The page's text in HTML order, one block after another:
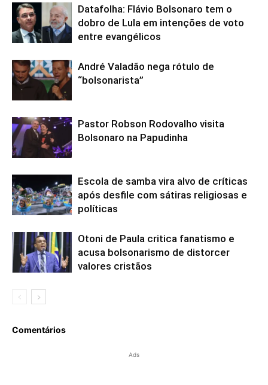
Datafolha: Flávio Bolsonaro tem o
dobro de Lula em intenções de voto
entre evangélicos
André Valadão nega rótulo de
“bolsonarista”
Pastor Robson Rodovalho visita
Bolsonaro na Papudinha
Escola de samba vira alvo de críticas
após desfile com sátiras religiosas e
políticas
Otoni de Paula critica fanatismo e
acusa bolsonarismo de distorcer
valores cristãos
Comentários
Ads